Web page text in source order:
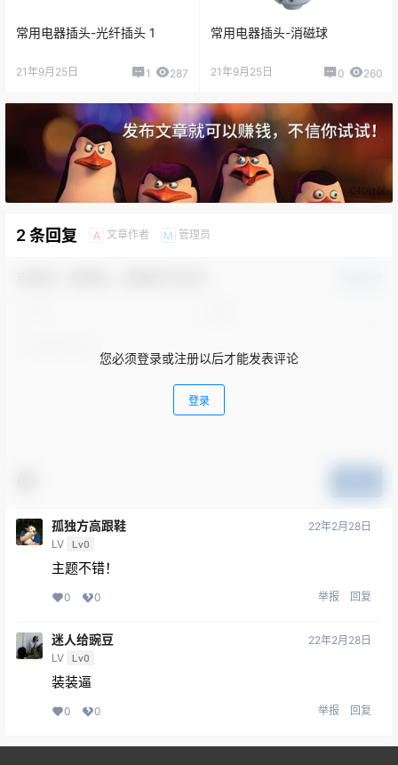
常用电器插头-光纤插头 1
21年9月25日 1 287
常用电器插头-消磁球
21年9月25日 0 260
2 条回复 A 文章作者 M 管理员
您必须登录或注册以后才能发表评论
登录
孤独方高跟鞋
LV Lv0
22年2月28日
主题不错！
0 0 举报 回复
迷人给豌豆
LV Lv0
22年2月28日
装装逼
0 0 举报 回复